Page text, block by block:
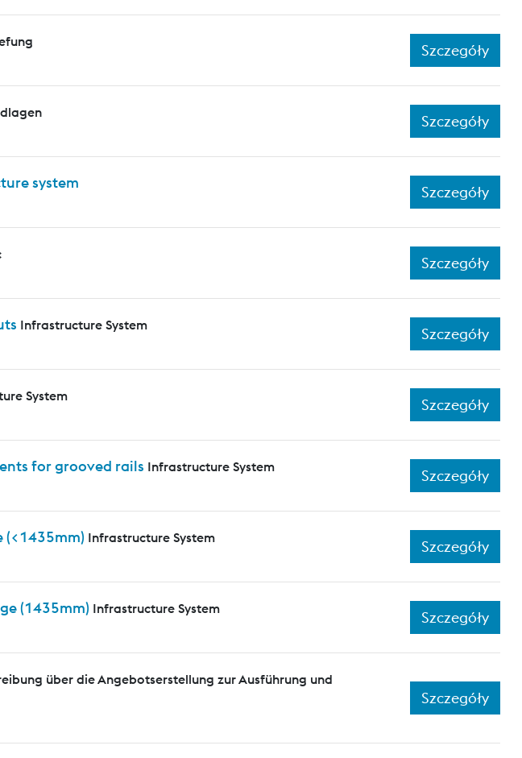
Szczegóły
Szczegóły
system
Szczegóły
Szczegóły
Infrastructure System
Szczegóły
System
Szczegóły
for grooved rails Infrastructure System
Szczegóły
(<1435mm) Infrastructure System
Szczegóły
(1435mm) Infrastructure System
Szczegóły
über die Angebotserstellung zur Ausführung und
Szczegóły